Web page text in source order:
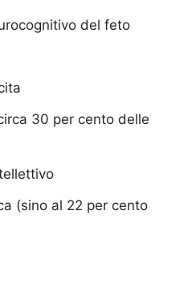
del feto
30 per cento delle
(sino al 22 per cento